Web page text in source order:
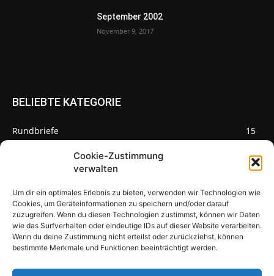
Cookie-Zustimmung
verwalten
Um dir ein optimales Erlebnis zu bieten, verwenden wir Technologien wie
Cookies, um Geräteinformationen zu speichern und/oder darauf
zuzugreifen. Wenn du diesen Technologien zustimmst, können wir Daten
wie das Surfverhalten oder eindeutige IDs auf dieser Website verarbeiten.
Wenn du deine Zustimmung nicht erteilst oder zurückziehst, können
bestimmte Merkmale und Funktionen beeinträchtigt werden.
September 2002
November 9, 2017
BELIEBTE KATEGORIE
Rundbriefe
15
Pilzseite
Seltene Pilze aus Mainfranken und
Deutschland